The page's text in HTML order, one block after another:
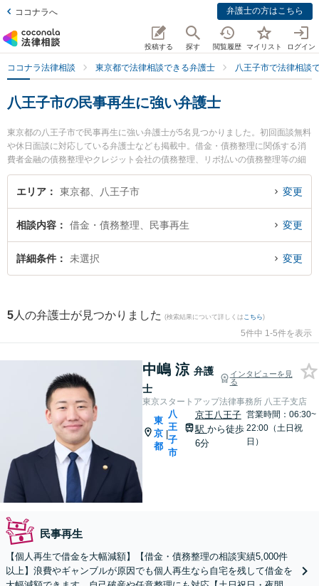
ココナラへ 弁護士の方はこちら
投稿する 探す 閲覧履歴 マイリスト ログイン
ココナラ法律相談 東京都で法律相談できる弁護士 八王子市で法律相談
八王子市の民事再生に強い弁護士
東京都の八王子市で民事再生に強い弁護士が5名見つかりました。初回面談無料
や休日面談に対応している弁護士なども掲載中。借金・債務整理に関係する消
費者金融の債務整理やクレジット会社の債務整理、リボ払いの債務整理等の細
かな分野での絞り込み検索もでき便利です。特に東京スタートアップ法律事務
所 八王子支店の中嶋 涼弁護士や弁護士法人心 八王子法律事務所の八木 伸泰弁
ラブルを今すぐに弁護士に相談したい』『民事再生のトラブル解決の実績豊富
な近くの弁護士を検索したい』『初回相談無料で民事再生を法律相談できる八
王子市内の弁護士に相談予約したい』などでお困りの相談者さんにおすすめで
エリア 東京都、八王子市 変更
相談内容 借金・債務整理、民事再生 変更
詳細条件 未選択 変更
5 人の弁護士が見つかりました (検索結果について詳しくは こちら)
5件中 1-5件を表示
中嶋 涼 弁護
士
インタビューを見
る
東京スタートアップ法律事務所 八王子支店
東
京
都
|
八
王
子
市
京王八王子
駅 から徒歩
6分
営業時間：06:30~
22:00（土日祝
日）
民事再生
【個人再生で借金を大幅減額】【借金・債務整理の相談実績5,000件
以上】浪費やギャンブルが原因でも個人再生なら自宅を残して借金を